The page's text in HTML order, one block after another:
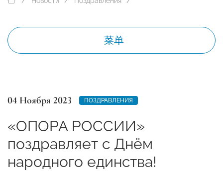
菜单
04 Ноября 2023 ПОЗДРАВЛЕНИЯ
«ОПОРА РОССИИ»
поздравляет с Днём
народного единства!